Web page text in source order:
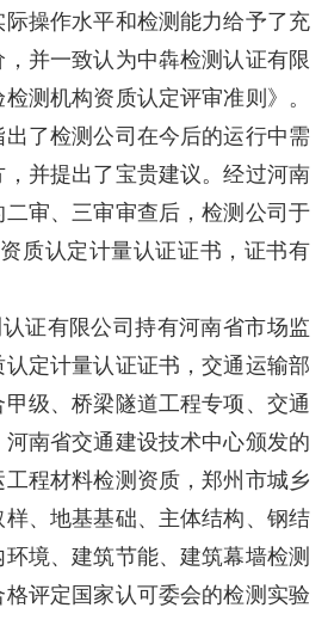
操作水平和检测能力给予了充
并一致认为中犇检测认证有限
测机构资质认定评审准则》。
出了检测公司在今后的运行中需
并提出了宝贵建议。经过河南
审、三审审查后，检测公司于
质认定计量认证证书，证书有
证有限公司持有河南省市场监
定计量认证证书，交通运输部
级、桥梁隧道工程专项、交通
南省交通建设技术中心颁发的
程材料检测资质，郑州市城乡
、地基基础、主体结构、钢结
境、建筑节能、建筑幕墙检测
评定国家认可委会的检测实验